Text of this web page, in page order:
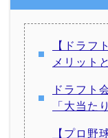
【ドラフ
メリット
ドラフト
「大当た
【プロ野